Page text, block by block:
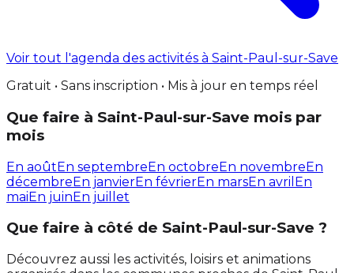
Voir tout l'agenda des activités à Saint-Paul-sur-Save
Gratuit • Sans inscription • Mis à jour en temps réel
Que faire à Saint-Paul-sur-Save mois par
mois
En aoûtEn septembreEn octobreEn novembreEn
décembreEn janvierEn févrierEn marsEn avril En
maiEn juinEn juillet
Que faire à côté de Saint-Paul-sur-Save ?
Découvrez aussi les activités, loisirs et animations